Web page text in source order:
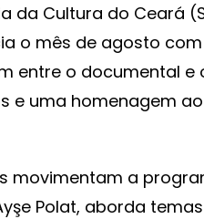
da Cultura do Ceará
o mês de agosto
entre o documental e
e uma homenagem
movimentam a
Polat, aborda